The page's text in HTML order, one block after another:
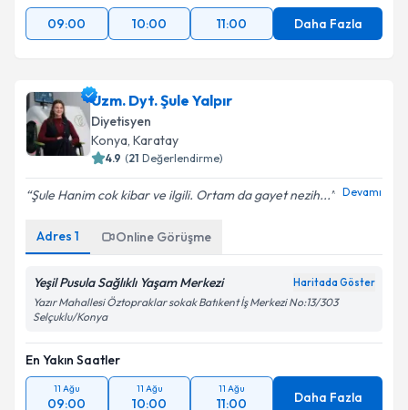
09:00
10:00 11:00 Daha Fazla
Uzm. Dyt. Şule Yalpır
Diyetisyen
Konya, Karatay
4.9 (21 Değerlendirme)
Şule Hanim cok kibar ve ilgili. Ortam da gayet nezih... Devamı
Adres 1 Online Görüşme
Yeşil Pusula Sağlıklı Yaşam Merkezi Haritada Göster
Yazır Mahallesi Öztopraklar sokak Batıkent İş Merkezi No:13/303
Selçuklu/Konya
En Yakın Saatler
11 Ağu
09:00
11 Ağu
10:00
11 Ağu
11:00 Daha Fazla